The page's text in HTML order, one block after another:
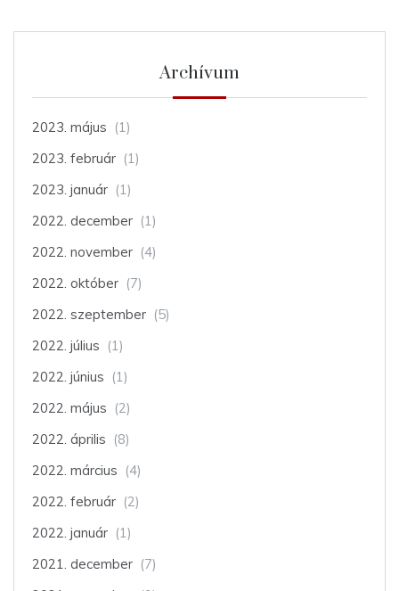
Archívum
2023. május (1)
2023. február (1)
2023. január (1)
2022. december (1)
2022. november (4)
2022. október (7)
2022. szeptember (5)
2022. július (1)
2022. június (1)
2022. május (2)
2022. április (8)
2022. március (4)
2022. február (2)
2022. január (1)
2021. december (7)